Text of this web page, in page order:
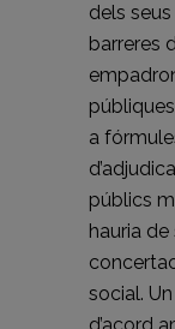
dels
barreres
a
públics
hauria
social.